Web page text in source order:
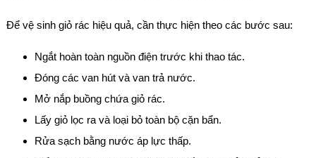
Để vệ sinh giỏ rác hiệu quả, cần thực hiện theo các bước sau:
Ngắt hoàn toàn nguồn điện trước khi thao tác.
Đóng các van hút và van trả nước.
Mở nắp buồng chứa giỏ rác.
Lấy giỏ lọc ra và loại bỏ toàn bộ cặn bẩn.
Rửa sạch bằng nước áp lực thấp.